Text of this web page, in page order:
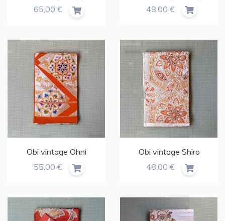
65,00 €
48,00 €
Obi vintage Ohni
55,00 €
Obi vintage Shiro
48,00 €